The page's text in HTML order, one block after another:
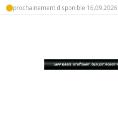
prochainement disponible 16.09.2026